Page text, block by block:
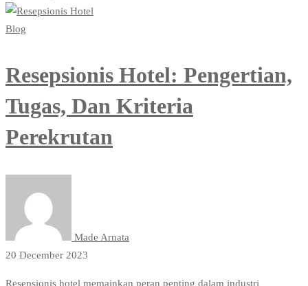
Blog
Resepsionis Hotel: Pengertian,
Tugas, Dan Kriteria
Perekrutan
Made Arnata
20 December 2023
Resepsionis hotel memainkan peran penting dalam industri